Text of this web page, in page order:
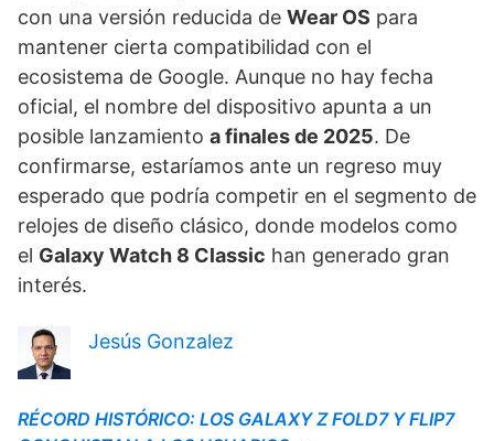
con una versión reducida de Wear OS para
mantener cierta compatibilidad con el
ecosistema de Google. Aunque no hay fecha
oficial, el nombre del dispositivo apunta a un
posible lanzamiento a finales de 2025. De
confirmarse, estaríamos ante un regreso muy
esperado que podría competir en el segmento de
relojes de diseño clásico, donde modelos como
el Galaxy Watch 8 Classic han generado gran
interés.
Jesús Gonzalez
RÉCORD HISTÓRICO: LOS GALAXY Z FOLD7 Y FLIP7